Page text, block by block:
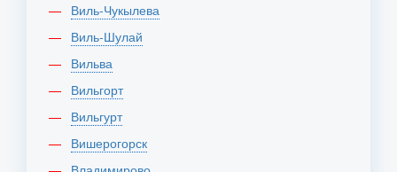
Виль-Чукылева
Виль-Шулай
Вильва
Вильгорт
Вильгурт
Вишерогорск